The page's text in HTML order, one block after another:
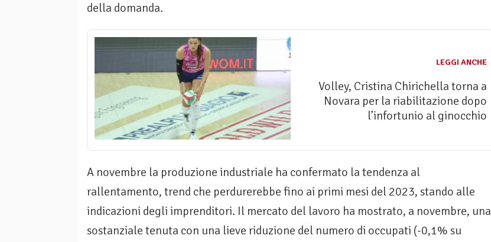
della domanda.
LEGGI ANCHE
Volley, Cristina Chirichella torna a
Novara per la riabilitazione dopo
l’infortunio al ginocchio
A novembre la produzione industriale ha confermato la tendenza al
rallentamento, trend che perdurerebbe fino ai primi mesi del 2023, stando alle
indicazioni degli imprenditori. Il mercato del lavoro ha mostrato, a novembre, una
sostanziale tenuta con una lieve riduzione del numero di occupati (-0,1% su